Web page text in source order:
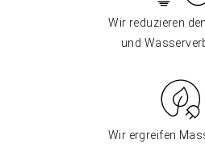
Wir reduzieren
und
Wir ergreifen